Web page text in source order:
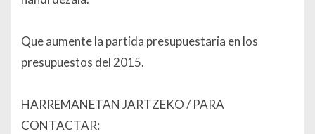
Que aumente la partida presupuestaria en los
presupuestos del 2015.
HARREMANETAN JARTZEKO / PARA
CONTACTAR: